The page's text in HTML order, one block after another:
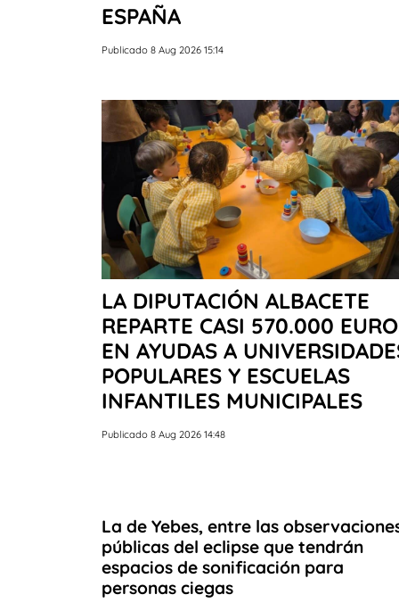
ESPAÑA
Publicado 8 Aug 2026 15:14
LA DIPUTACIÓN ALBACETE
REPARTE CASI 570.000
EN AYUDAS A
POPULARES Y ESCUELAS
INFANTILES MUNICIPALES
Publicado 8 Aug 2026 14:48
La de Yebes, entre las
públicas del eclipse que tendrán
espacios de sonificación para
personas ciegas